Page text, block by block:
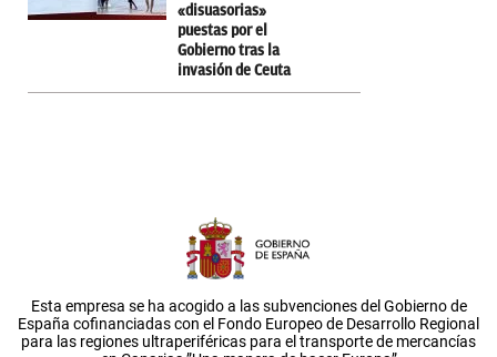
«disuasorias»
puestas por el
Gobierno tras la
invasión de Ceuta
Esta empresa se ha acogido a las subvenciones del Gobierno de
España cofinanciadas con el Fondo Europeo de Desarrollo Regional
para las regiones ultraperiféricas para el transporte de mercancías